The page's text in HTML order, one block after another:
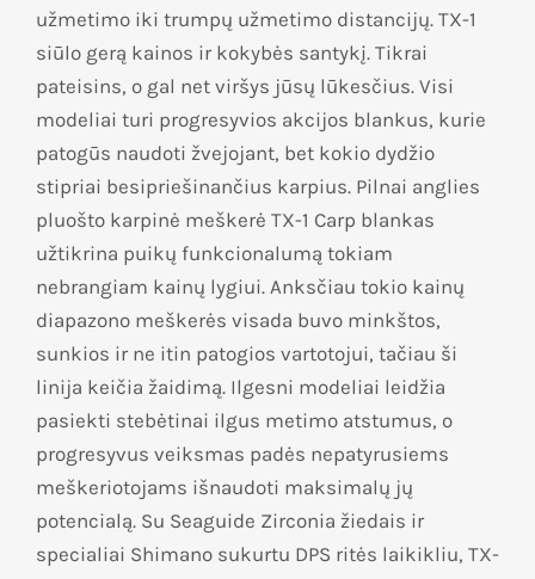
užmetimo iki trumpų užmetimo distancijų. TX-1
siūlo gerą kainos ir kokybės santykį. Tikrai
pateisins, o gal net viršys jūsų lūkesčius. Visi
modeliai turi progresyvios akcijos blankus, kurie
patogūs naudoti žvejojant, bet kokio dydžio
stipriai besipriešinančius karpius. Pilnai anglies
pluošto karpinė meškerė TX-1 Carp blankas
užtikrina puikų funkcionalumą tokiam
nebrangiam kainų lygiui. Anksčiau tokio kainų
diapazono meškerės visada buvo minkštos,
sunkios ir ne itin patogios vartotojui, tačiau ši
linija keičia žaidimą. Ilgesni modeliai leidžia
pasiekti stebėtinai ilgus metimo atstumus, o
progresyvus veiksmas padės nepatyrusiems
meškeriotojams išnaudoti maksimalų jų
potencialą. Su Seaguide Zirconia žiedais ir
specialiai Shimano sukurtu DPS ritės laikikliu, TX-